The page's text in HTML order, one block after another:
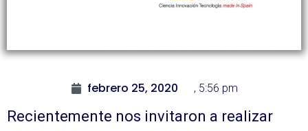
febrero 25, 2020 , 5:56 pm
Recientemente nos invitaron a realizar